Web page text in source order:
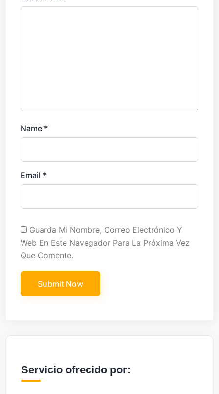
Name *
Email *
Guarda Mi Nombre, Correo Electrónico Y
Web En Este Navegador Para La Próxima Vez
Que Comente.
Servicio ofrecido por: